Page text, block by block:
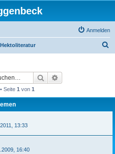
Anmelden
Hektoliteratur
Suche
Seite 1 von 1
13:33
16:40